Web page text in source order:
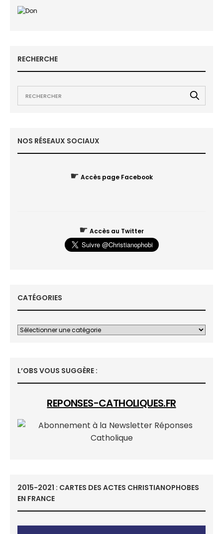
RECHERCHE
NOS RÉSEAUX SOCIAUX
☛ Accès page Facebook
☛ Accès au Twitter
CATÉGORIES
L’OBS VOUS SUGGÈRE :
REPONSES-CATHOLIQUES.FR
2015-2021 : CARTES DES ACTES CHRISTIANOPHOBES
EN FRANCE